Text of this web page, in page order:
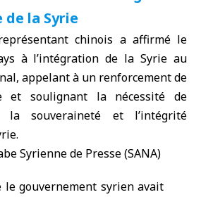
la Syrie
chinois a affirmé le
à l’intégration de laSyrie au
appelant à un renforcement de
et soulignant la nécessité de
la souveraineté et l’intégrité
le gouvernement syrien avait